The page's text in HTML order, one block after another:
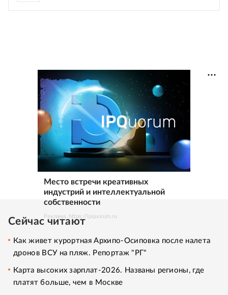
Место встречи креативных
индустрий и интеллектуальной
собственности
Реклама. https://ipquorum.ru
Сейчас читают
Как живет курортная Архипо-Осиповка после налета
дронов ВСУ на пляж. Репортаж "РГ"
Карта высоких зарплат-2026. Названы регионы, где
платят больше, чем в Москве